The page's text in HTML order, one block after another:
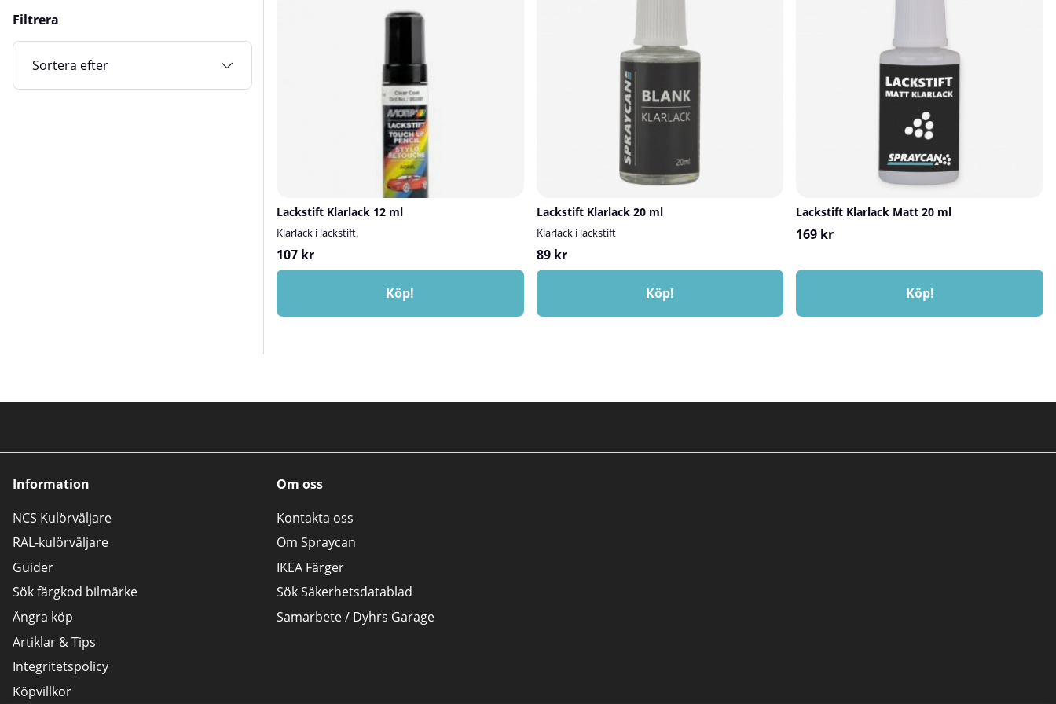
Filtrera
Sortera efter
Lackstift Klarlack 12 ml
Klarlack i lackstift.
107 kr
Köp!
Lackstift Klarlack 20 ml
Klarlack i lackstift
89 kr
Köp!
Lackstift Klarlack Matt 20 ml
169 kr
Köp!
Information
NCS Kulörväljare
RAL-kulörväljare
Guider
Sök färgkod bilmärke
Ångra köp
Artiklar & Tips
Integritetspolicy
Köpvillkor
Om oss
Kontakta oss
Om Spraycan
IKEA Färger
Sök Säkerhetsdatablad
Samarbete / Dyhrs Garage